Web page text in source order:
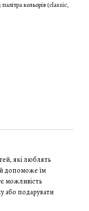
кольорів (classic,
які люблять
допоможе їм
можливість
або подарувати